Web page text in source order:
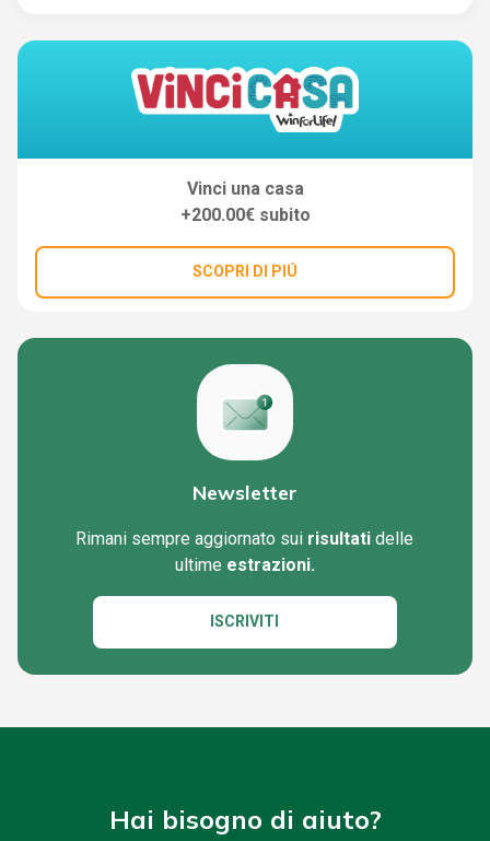
Vinci una casa
+200.00€ subito
SCOPRI DI PIÚ
Newsletter
Rimani sempre aggiornato sui risultati delle
ultime estrazioni.
ISCRIVITI
Hai bisogno di aiuto?